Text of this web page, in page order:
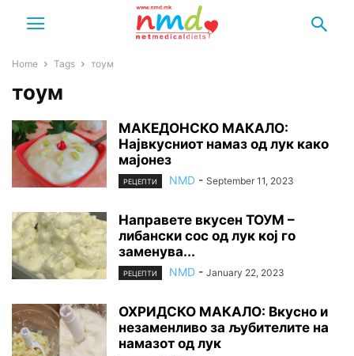
Home Tags тоум
тоум
МАКЕДОНСКО МАКАЛО:
Највкусниот намаз од лук како
мајонез
РЕЦЕПТИ NMD - September 11, 2023
Направете вкусен ТОУМ –
либански сос од лук кој го
заменува...
РЕЦЕПТИ NMD - January 22, 2023
ОХРИДСКО МАКАЛО: Вкусно и
незаменливо за љубителите на
намазот од лук